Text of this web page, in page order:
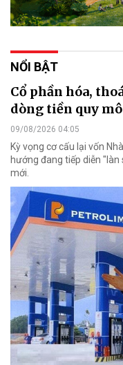
NỔI BẬT
Cổ phần hóa,
dòng tiền quy
09/08/2026 04:05
Kỳ vọng cơ cấu lại vốn
hướng đang tiếp diễn
mới.